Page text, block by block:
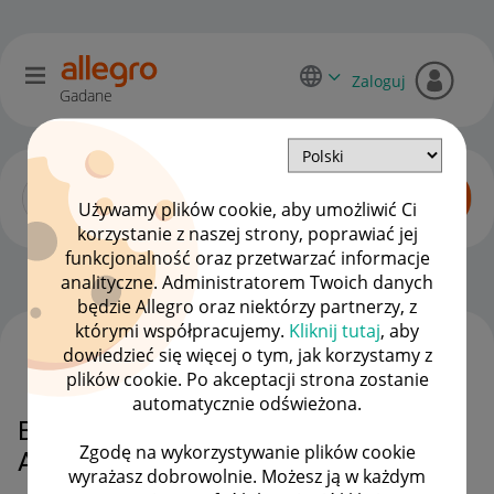
Używamy plików cookie, aby umożliwić Ci
korzystanie z naszej strony, poprawiać jej
funkcjonalność oraz przetwarzać informacje
analityczne. Administratorem Twoich danych
będzie Allegro oraz niektórzy partnerzy, z
którymi współpracujemy. Kliknij tutaj, aby
dowiedzieć się więcej o tym, jak korzystamy z
plików cookie. Po akceptacji strona zostanie
automatycznie odświeżona.
Zgodę na wykorzystywanie plików cookie
wyrażasz dobrowolnie. Możesz ją w każdym
Gadane
Zaloguj
Allegro One dla sprzedawców OPCJE
Brak dostarczenia przesyłki
Allegro One Punkt, DPD
WSZYSTKIE TEMATY